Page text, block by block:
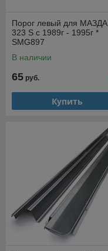
Порог левый для МАЗДА
323 S с 1989г - 1995г *
SMG897
В наличии
65 руб.
Купить